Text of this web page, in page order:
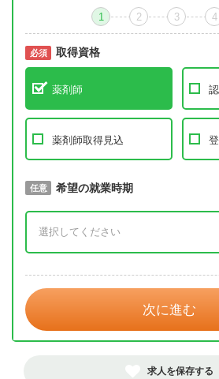
1 2 3 4
必須 取得資格
薬剤師
薬剤師取得見込
必須 取得予定年
任意 希望の就業時期
次に進む
求人を保存する